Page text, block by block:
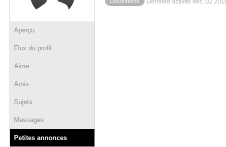
Aperçu
Flux du profil
Aime
Amis
Sujets
Messages
Petites annonces
Dernière activité déc. 02